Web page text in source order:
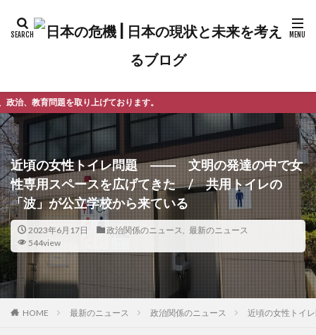
ております。
近頃の女性トイレ問題 ―― 文明の発達の中で女
性専用スペースを広げてきた / 共用トイレの
「波」が公立学校から来ている
2023年6月17日 政治関係のニュース
最新のニュース
544view
HOME 最新のニュース 政治関係のニュース 近頃の女性トイ